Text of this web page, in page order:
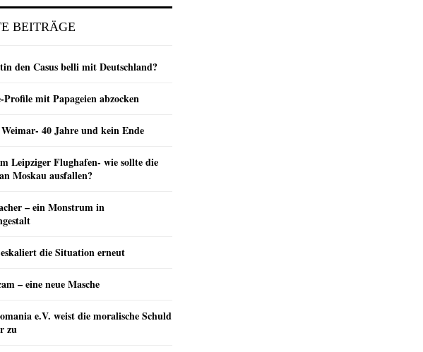
BEITRÄGE
den Casus belli mit Deutschland?
Profile mit Papageien abzocken
40 Jahre und kein Ende
Leipziger Flughafen- wie sollte die
Moskau ausfallen?
– ein Monstrum in
die Situation erneut
– eine neue Masche
e.V. weist die moralische Schuld
zu